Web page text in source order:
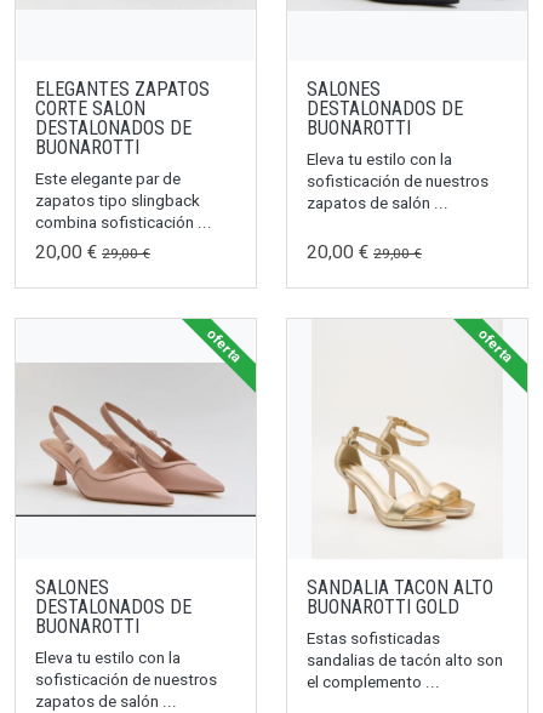
ELEGANTES ZAPATOS
CORTE SALON
DESTALONADOS DE
BUONAROTTI
Este elegante par de
zapatos tipo slingback
combina sofisticación ...
20,00 € 29,00 €
SALONES
DESTALONADOS DE
BUONAROTTI
Eleva tu estilo con la
sofisticación de nuestros
zapatos de salón ...
20,00 € 29,00 €
SALONES
DESTALONADOS DE
BUONAROTTI
Eleva tu estilo con la
sofisticación de nuestros
zapatos de salón ...
oferta
SANDALIA TACON ALTO
BUONAROTTI GOLD
Estas sofisticadas
sandalias de tacón alto son
el complemento ...
oferta